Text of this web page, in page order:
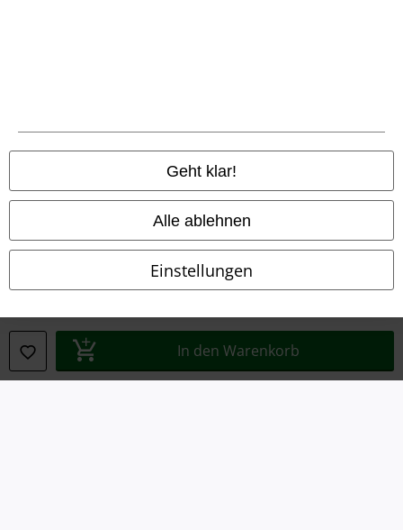
Geht klar!
Alle ablehnen
Einstellungen
In den Warenkorb
Entsorgung und Umweltschutz
Information zur Barrierefreiheit
Vertrag widerrufen
Alle Preise inkl. gesetzlicher Mehrwertsteuer, zzgl.Versandkosten